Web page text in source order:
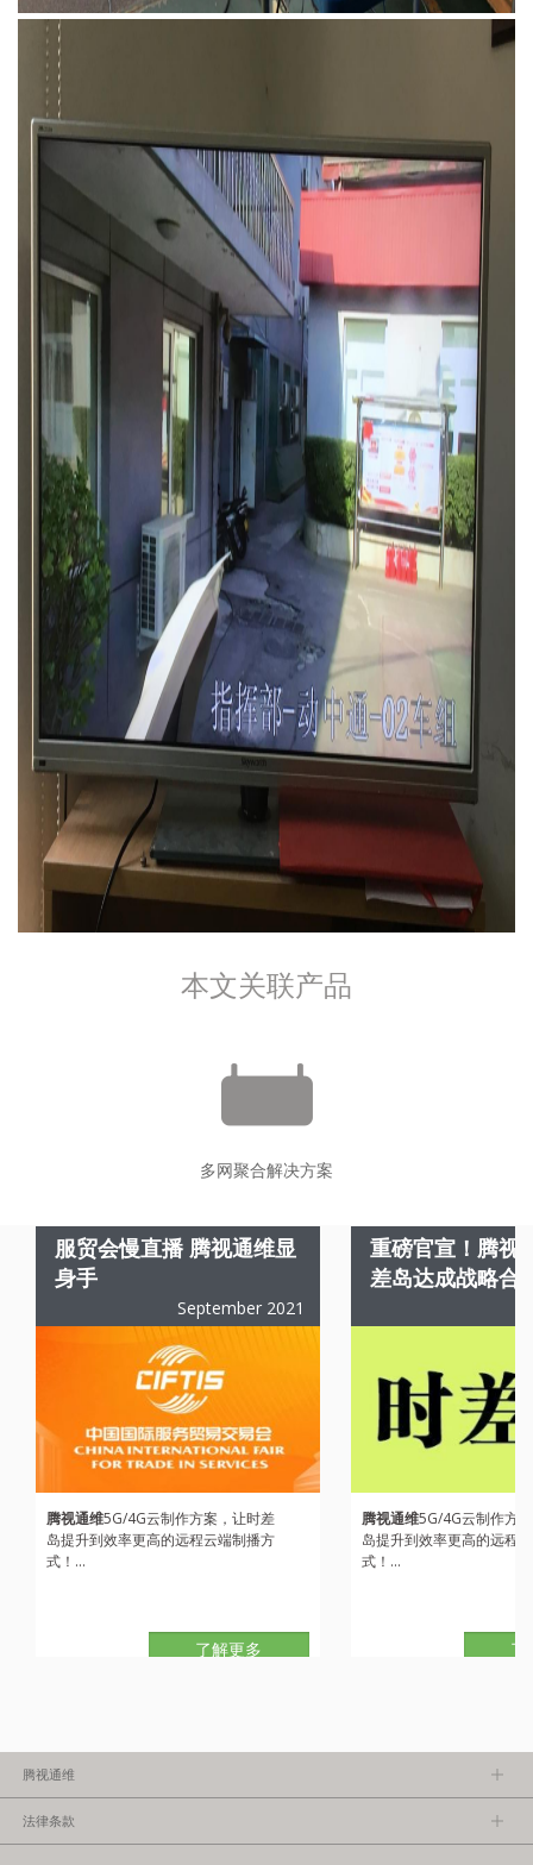
本文关联产品
多网聚合解决方案
服贸会慢直播 腾视通维显
身手
September 2021
腾视通维5G/4G云制作方案，让时差
岛提升到效率更高的远程云端制播方
式！...
了解更多
重磅官宣！腾视
差岛达成战略合
腾视通维5G/4G云制作方
岛提升到效率更高的远程
式！...
了
腾视通维
法律条款